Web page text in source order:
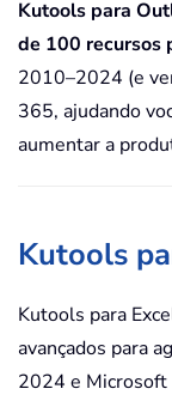
Kutools para
de 100 recursos
2010–2024 (e
365, ajudando
aumentar a
Kutools
Kutools para
avançados para
2024 e Microsoft